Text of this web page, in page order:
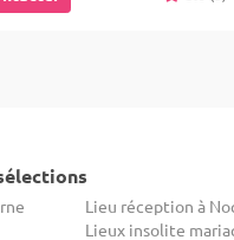
Lieu réception à
Lieux insolite